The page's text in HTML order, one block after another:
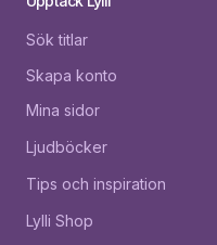
Sök titlar
Skapa konto
Mina sidor
Ljudböcker
Tips och inspiration
Lylli Shop